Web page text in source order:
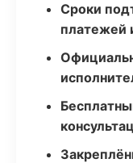
Сроки
платежей